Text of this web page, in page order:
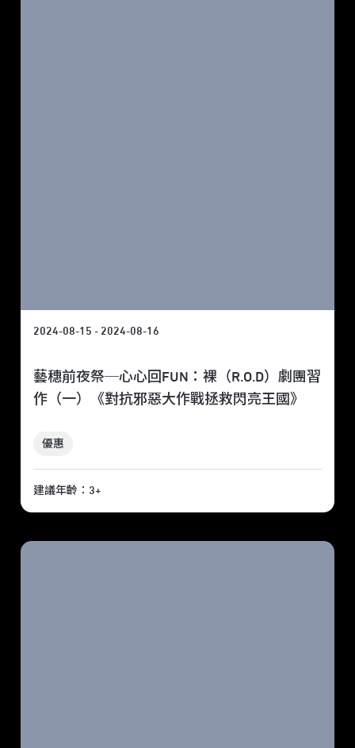
2024-08-15 - 2024-08-16
藝穗前夜祭─心心回FUN：裸（R.O.D）劇團習
作（一）《對抗邪惡大作戰拯救閃亮王國》
優惠
建議年齡：3+